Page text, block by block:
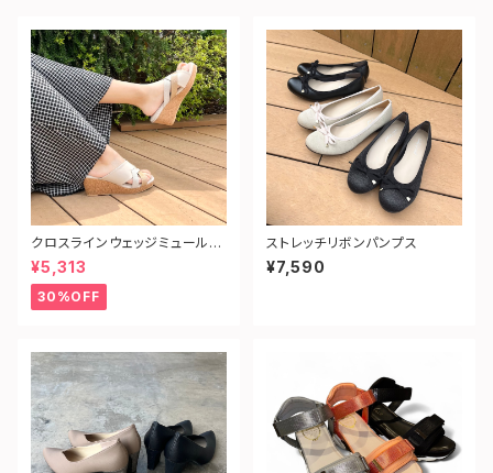
クロスラインウェッジミュールサ
ンダル
¥5,313
30%OFF
ストレッチリボンパンプス
¥7,590